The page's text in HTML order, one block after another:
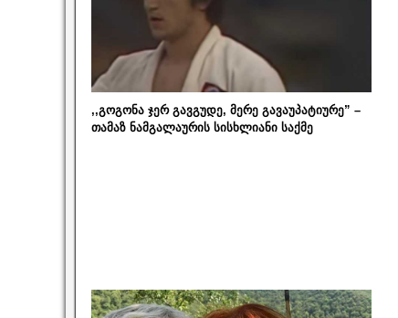
,,გოგონა ჯერ გავგუდე, მერე გავაუპატიურე” –
თამაზ ნამგალაურის სისხლიანი საქმე